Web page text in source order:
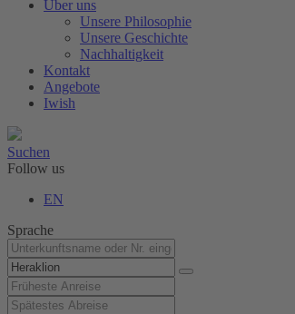
Über uns
Unsere Philosophie
Unsere Geschichte
Nachhaltigkeit
Kontakt
Angebote
Iwish
Suchen
Follow us
EN
Sprache